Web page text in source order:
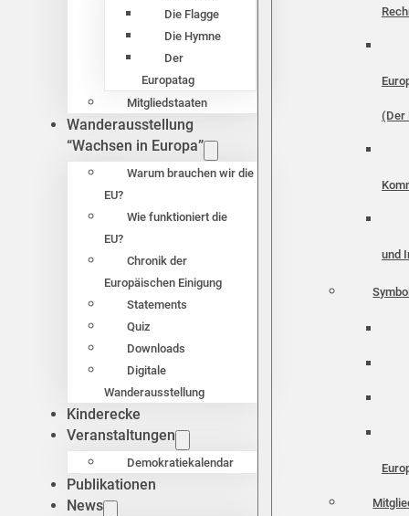
Die Flagge
Die Hymne
Der
Europatag
Mitgliedstaaten
Wanderausstellung
“Wachsen in Europa”
Warum brauchen wir die
EU?
Wie funktioniert die
EU?
Chronik der
Europäischen Einigung
Statements
Quiz
Downloads
Digitale
Wanderausstellung
Kinderecke
Veranstaltungen
Demokratiekalendar
Publikationen
News
(Der
und